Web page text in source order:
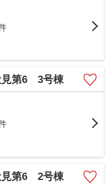
見第6 3号棟
見第6 2号棟